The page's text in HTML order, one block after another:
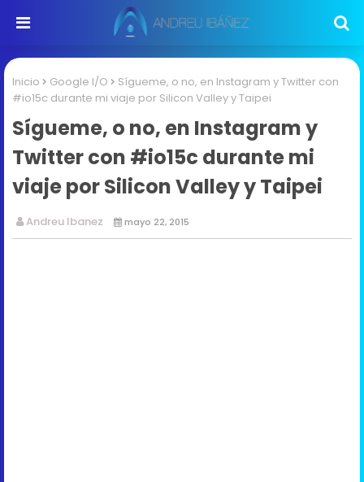
Inicio Google I/O
Sígueme, o no, en Instagram y Twitter con
#io15c durante mi viaje por Silicon Valley y Taipei
Sígueme, o no, en Instagram y
Twitter con #io15c durante mi
viaje por Silicon Valley y Taipei
Andreu Ibanez mayo 22, 2015